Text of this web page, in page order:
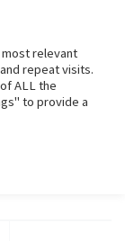
relevant
repeat visits.
ALL the
to provide a